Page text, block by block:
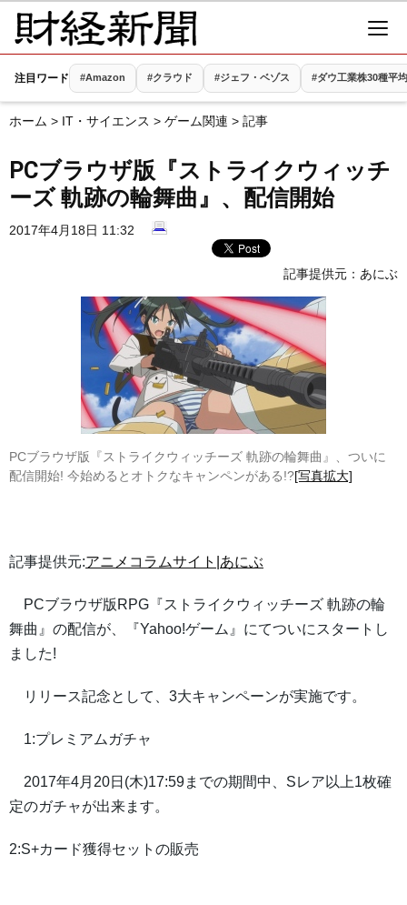
注目ワード #Amazon #クラウド #ジェフ・ベゾス #ダウ工業株30種平
ホーム > IT・サイエンス > ゲーム関連 > 記事
PCブラウザ版『ストライクウィッチ
ーズ 軌跡の輪舞曲』、配信開始
2017年4月18日 11:32
記事提供元： あにぶ
PCブラウザ版『ストライクウィッチーズ 軌跡の輪舞曲』、ついに
配信開始! 今始めるとオトクなキャンペンがある!?[写真拡大]
記事提供元:アニメコラムサイト|あにぶ
PCブラウザ版RPG『ストライクウィッチーズ 軌跡の輪
舞曲』の配信が、『Yahoo!ゲーム』にてついにスタートし
ました!
リリース記念として、3大キャンペーンが実施です。
1:プレミアムガチャ
2017年4月20日(木)17:59までの期間中、Sレア以上1枚確
定のガチャが出来ます。
2:S+カード獲得セットの販売